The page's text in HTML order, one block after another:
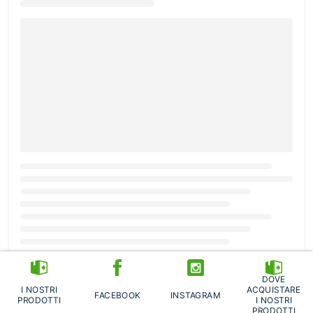
Loading...
I NOSTRI
PRODOTTI
FACEBOOK INSTAGRAM
DOVE
ACQUISTARE
I NOSTRI
PRODOTTI